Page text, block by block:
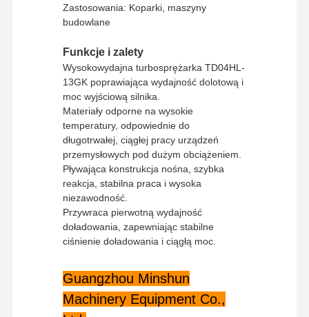
Strona
Główna
Produkty Pokaz VR
Zastosowania: Koparki, maszyny
budowlane
Funkcje i zalety
Wysokowydajna turbosprężarka TD04HL-
13GK poprawiająca wydajność dolotową i
moc wyjściową silnika.
Materiały odporne na wysokie
temperatury, odpowiednie do
długotrwałej, ciągłej pracy urządzeń
przemysłowych pod dużym obciążeniem.
Pływająca konstrukcja nośna, szybka
reakcja, stabilna praca i wysoka
niezawodność.
Przywraca pierwotną wydajność
doładowania, zapewniając stabilne
ciśnienie doładowania i ciągłą moc.
Guangzhou Minshun
Machinery Equipment Co.,